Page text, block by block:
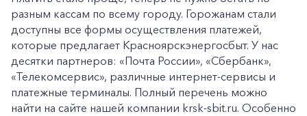
разным кассам по всему городу. Горожанам стали
доступны все формы осуществления платежей,
которые предлагает Красноярскэнергосбыт. У нас
десятки партнеров: «Почта России», «Сбербанк»,
«Телекомсервис», различные интернет-сервисы и
платежные терминалы. Полный перечень можно
найти на сайте нашей компании krsk-sbit.ru. Особенно